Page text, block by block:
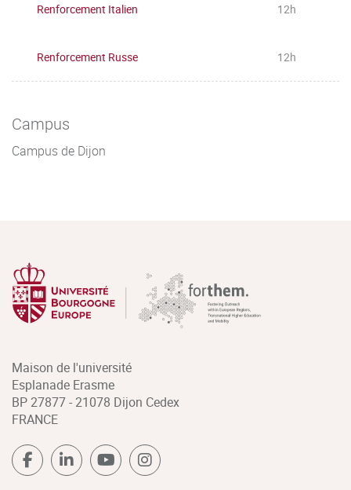
Renforcement Italien 12h
Renforcement Russe 12h
Campus
Campus de Dijon
Maison de l'université
Esplanade Erasme
BP 27877 - 21078 Dijon Cedex
FRANCE